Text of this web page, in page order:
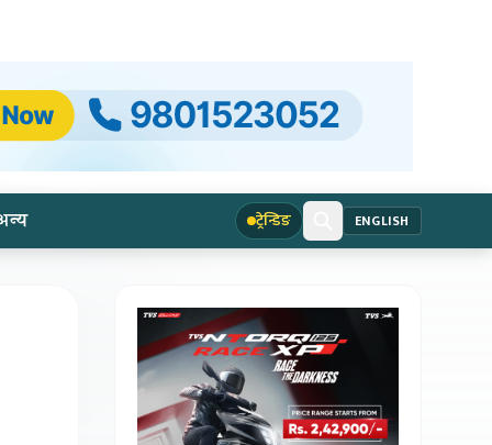
ट्रेन्डिङ ENGLISH